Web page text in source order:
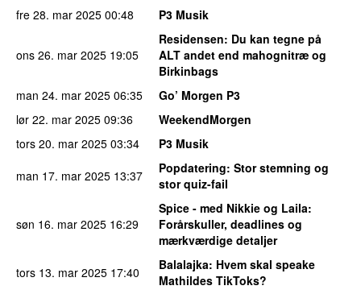
fre 28. mar 2025 00:48 P3 Musik
ons 26. mar 2025 19:05
Residensen: Du kan tegne på
ALT andet end mahognitræ og
Birkinbags
man 24. mar 2025 06:35
Go’ Morgen P3
lør 22. mar 2025 09:36
WeekendMorgen
tors 20. mar 2025 03:34
P3 Musik
man 17. mar 2025 13:37 Popdatering: Stor stemning og
stor quiz-fail
søn 16. mar 2025 16:29
Spice - med Nikkie og Laila:
Forårskuller, deadlines og
mærkværdige detaljer
tors 13. mar 2025 17:40 Balalajka: Hvem skal speake
Mathildes TikToks?